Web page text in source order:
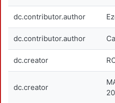
dc.contributor.author
dc.contributor.author
dc.creator
dc.creator